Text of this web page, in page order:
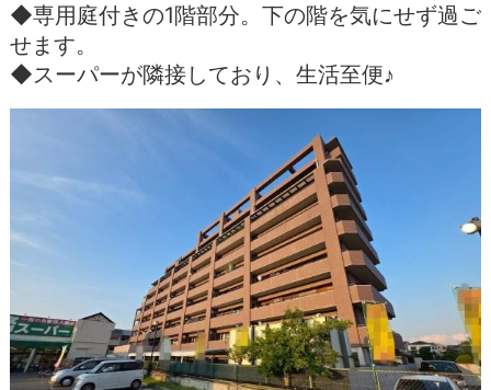
◆専用庭付きの1階部分。下の階を気にせず過ご
せます。
◆スーパーが隣接しており、生活至便♪